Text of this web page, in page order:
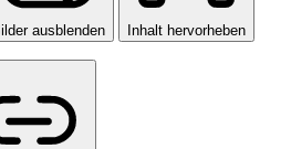
ausblenden Inhalt hervorheben